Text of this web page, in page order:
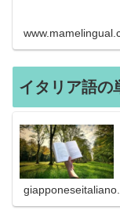
イタリア語の